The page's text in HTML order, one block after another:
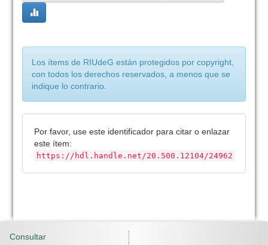
Los ítems de RIUdeG están protegidos por copyright,
con todos los derechos reservados, a menos que se
indique lo contrario.
Por favor, use este identificador para citar o enlazar
este ítem:
https://hdl.handle.net/20.500.12104/24962
Consultar